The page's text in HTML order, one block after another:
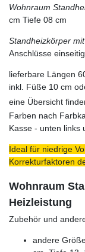
Wohnraum
cm Tiefe 08 cm
Standheizkörper
Anschlüsse
lieferbare Längen
inkl. Füße 10 cm
eine Übersicht
Farben nach
Kasse - unten links
Ideal für niedrige
Korrekturfaktoren
Wohnraum
Heizleistung
Zubehör und
andere